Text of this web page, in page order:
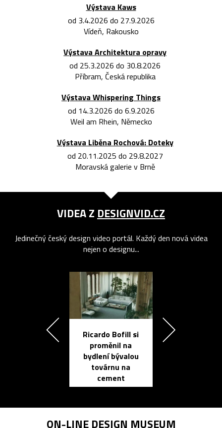
Výstava Kaws
od 3.4.2026 do 27.9.2026
Vídeň, Rakousko
Výstava Architektura opravy
od 25.3.2026 do 30.8.2026
Příbram, Česká republika
Výstava Whispering Things
od 14.3.2026 do 6.9.2026
Weil am Rhein, Německo
Výstava Liběna Rochová: Doteky
od 20.11.2025 do 29.8.2027
Moravská galerie v Brně
VIDEA Z DESIGNVID.CZ
Jedinečný český design video portál. Každý den nová videa
nejen o designu...
Ricardo Bofill si
proměnil na
bydlení bývalou
továrnu na
cement
ON-LINE DESIGN MUSEUM